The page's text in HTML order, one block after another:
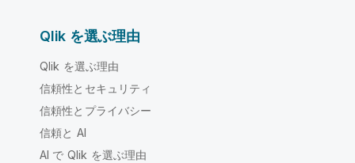
Qlik を選ぶ理由
Qlik を選ぶ理由
信頼性とセキュリティ
信頼性とプライバシー
信頼と AI
AI で Qlik を選ぶ理由